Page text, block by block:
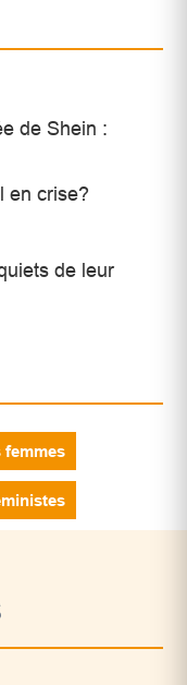
de Shein :
en crise?
de leur
femmes